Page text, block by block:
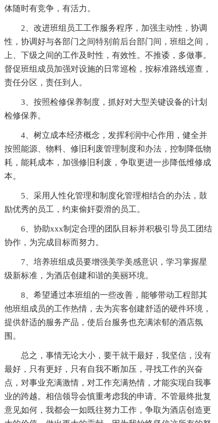
体随时有竞争，有活力。
2、改进班组员工工作服务程序，加强主动性，协调
性，协调好与各部门之间特别前后台部门间，班组之间，
上、下级之间的工作及时性，有效性。不推诿，多做事。
督促班组成员加强对设施的日常巡检，按标准路线巡查，
责任分区，责任到人。
3、按照检修保养制度，抓好对大型关键设备的计划
检修保养。
4、树立成本经济概念，发挥利润中心作用，健全并
按照能源、物料、修旧利废管理制度和办法，控制降低物
耗，能耗成本，加强修旧利废，争取更进一步降低维修成
本。
5、采用人性化管理和制度化管理相结合的办法，鼓
励优秀的员工，约束偷奸耍滑的员工。
6、协助xxx制定合理的团队目标并积极引导员工团结
协作，为完成目标而努力。
7、培养班组成员要增强美学美感意识，学习掌握星
级新标准，为酒店创建和谐的美丽环境。
8、希望通过本班组的一些改善，能够带动工程部其
他班组成员的工作热情，去为宾客创建舒适的硬件环境，
提供舒适的服务产品，使后台服务也充满浓郁的酒店氛
围。
总之，事情无论大小，要干就干最好，我坚信，没有
最好，只有更好，只有自我不断加压，寻找工作的兴奋
点，对事业充满激情，对工作充满热情，才能实现自我事
业的跨越。相信领导会慎重考虑我的申请。不管最终批复
意见如何，我都会一如既往努力工作，争取为酒店创造更